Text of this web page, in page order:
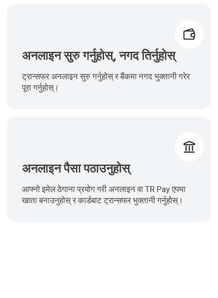
अनलाइन सुरु गर्नुहोस्, नगद तिर्नुहोस्
ट्रान्सफर अनलाइन सुरु गर्नुहोस् र बैंकमा नगद भुक्तानी गरेर
पूरा गर्नुहोस्।
अनलाइन पैसा पठाउनुहोस्
आफ्नो इमेल ठेगाना प्रयोग गरी अनलाइन वा TR Pay एपमा
खाता बनाउनुहोस् र कार्डबाट ट्रान्सफर भुक्तानी गर्नुहोस्।